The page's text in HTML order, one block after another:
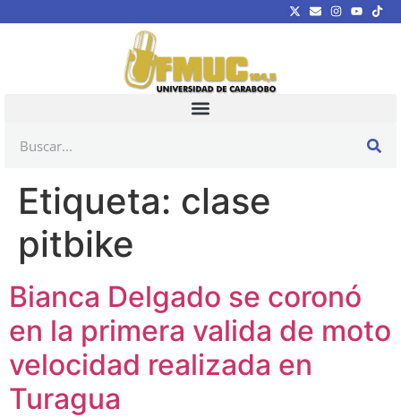
Etiqueta: clase
pitbike
Bianca Delgado se coronó
en la primera valida de moto
velocidad realizada en
Turagua